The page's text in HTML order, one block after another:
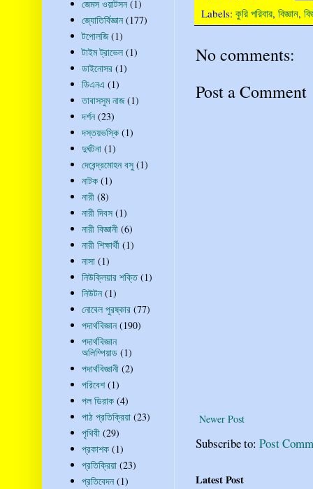
Labels: কুরি পরিবার, বিজ্ঞান,
No comments:
Post a Comment
Newer Post
Subscribe to: Post
Latest Post
জেমস ওয়াটসন (1)
জ্যোতির্বিজ্ঞান (177)
টপোলজি (1)
টাইম ট্রাভেল (1)
ডাইনোসর (1)
ডিএনএ (1)
তাবাসসুম নাজ (1)
দর্শন (23)
দস্তয়ভস্কি (1)
দুর্ঘটনা (1)
দেবেন্দ্রমোহন বসু (1)
নাটক (1)
নারী (8)
নারী দিবস (1)
নারী বিজ্ঞানী (6)
নারী শিক্ষার্থী (1)
নাসা (1)
নিউক্লিয়ার শক্তি (1)
নিউটন (1)
নোবেল পুরষ্কার (77)
পদার্থবিজ্ঞান (190)
পদার্থবিজ্ঞান
অলিম্পিয়াড (1)
পদার্থবিজ্ঞানী (2)
পরিবেশ (1)
পল ডিরাক (4)
পাঠ প্রতিক্রিয়া (23)
পৃথিবী (29)
প্রকাশক (1)
প্রতিক্রিয়া (23)
প্রতিবেদন (1)